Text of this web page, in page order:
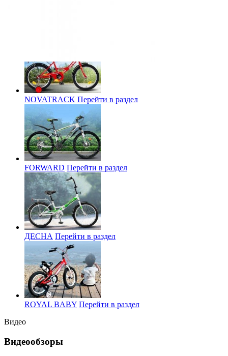
NOVATRACK Перейти в раздел
FORWARD Перейти в раздел
ДЕСНА Перейти в раздел
ROYAL BABY Перейти в раздел
Видео
Видеообзоры